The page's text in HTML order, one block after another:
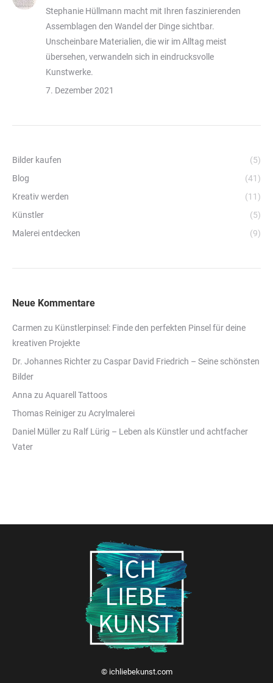
Stephanie Hüllmann macht mit Ihren faszinierenden
Assemblagen den Wandel der Dinge sichtbar.
Unscheinbare Materialien, die wir im Alltag meist
übersehen, verwandeln sich in eindrucksvolle
Kunstwerke.
7. Dezember 2021
Bilder kaufen
(5)
Blog
(41)
Kreativ werden
(11)
Künstler
(5)
Malerei entdecken
(9)
Neue Kommentare
Carmen zu Künstlerpinsel: Finde den perfekten Pinsel für deine
kreativen Projekte
Dr. Johannes Richterzu Caspar David Friedrich – Seine schönsten
Bilder
Anna zu Aquarell Tattoos
Thomas Reinigerzu Acrylmalerei
Daniel Müllerzu Ralf Lürig – Leben als Künstler und achtfacher
Vater
© ichliebekunst.com